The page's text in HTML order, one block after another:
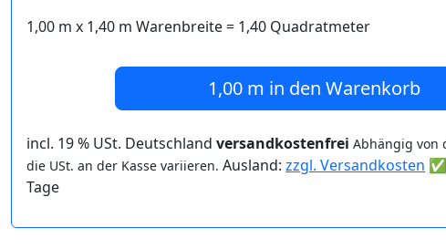
1,00 m x 1,40 m Warenbreite = 1,40 Quadratmeter
1,00 m in den Warenkorb
incl. 19 % USt. Deutschland versandkostenfrei Abhängig von
die USt. an der Kasse variieren. Ausland: zzgl. Versandkosten
Tage